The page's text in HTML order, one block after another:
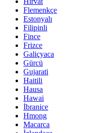
Flemenkçe
Estonyalı
Filipinli
Fince
Frizce
Galiçyaca
Gürcü
Gujarati
Haitili
Hausa
Hawai
İbranice
Hmong
Macarca